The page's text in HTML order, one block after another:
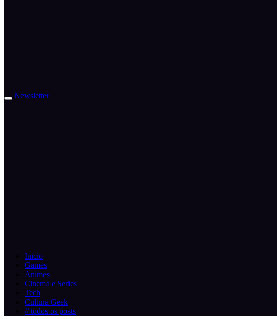
Newsletter
Inicio
Games
Animes
Cinema e Series
Tech
Cultura Geek
// todos os posts